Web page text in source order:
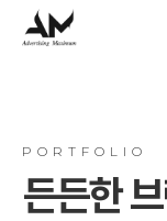
PORTFOLIO
든든한